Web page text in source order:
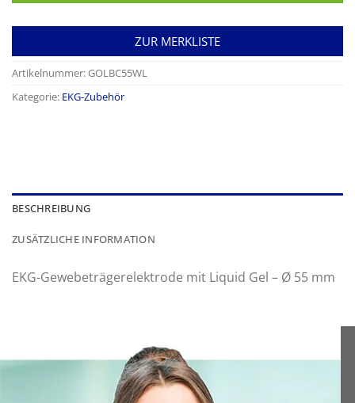
ZUR MERKLISTE
Artikelnummer:GOLBC55WL
Kategorie: EKG-Zubehör
BESCHREIBUNG
ZUSÄTZLICHE INFORMATION
EKG-Gewebeträgerelektrode mit Liquid Gel – Ø 55 mm